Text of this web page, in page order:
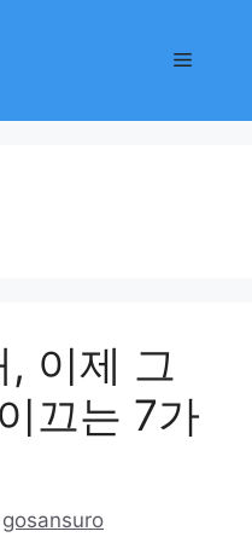
메
, 이제 그
끄는 7가
gosansuro